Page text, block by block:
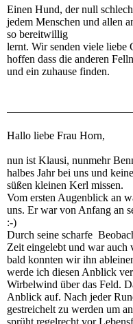
Einen Hund, der null
jedem Menschen und allen
so bereitwillig
lernt. Wir senden viele liebe
hoffen dass die anderen
und ein zuhause finden.
Hallo liebe Frau Horn,
nun ist Klausi, nunmehr
halbes Jahr bei uns und
süßen kleinen Kerl missen.
Vom ersten Augenblick an
uns. Er war von Anfang an
:-)
Durch seine scharfe
Zeit eingelebt und war auch
bald konnten wir ihn
werde ich diesen Anblick
Wirbelwind über das Feld.
Anblick auf. Nach jeder
gestreichelt zu werden um